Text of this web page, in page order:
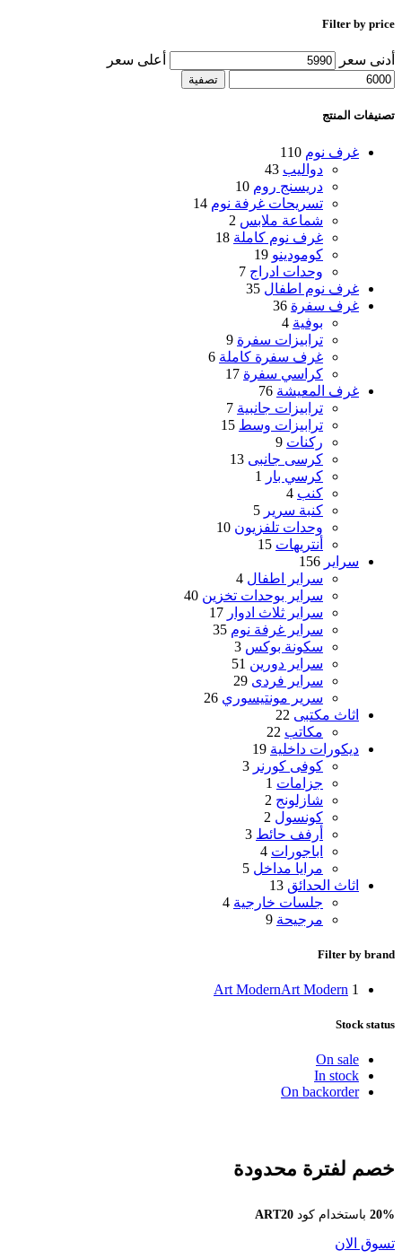
Filter by price
أدنى سعر أعلى سعر
تصفية
تصنيفات المنتج
غرف نوم 110
دواليب 43
دريسنج روم 10
تسريحات غرفة نوم 14
شماعة ملابس 2
غرف نوم كاملة 18
كومودينو 19
وحدات ادراج 7
غرف نوم اطفال 35
غرف سفرة 36
بوفية 4
ترابيزات سفرة 9
غرف سفرة كاملة 6
كراسي سفرة 17
غرف المعيشة 76
ترابيزات جانبية 7
ترابيزات وسط 15
ركنات 9
كرسى جانبى 13
كرسي بار
1
كنب 4
كنبة سرير 5
وحدات تلفزيون 10
أنتريهات 15
سراير 156
سراير اطفال 4
سراير بوحدات تخزين 40
سراير ثلاث ادوار 17
سراير غرفة نوم 35
سكونة بوكس 3
سراير دورين 51
سراير فردى 29
سرير مونتيسوري 26
اثاث مكتبى 22
مكاتب 22
ديكورات داخلية 19
كوفى كورنر 3
جزامات 1
شازلونج 2
كونسول 2
أرفف حائط 3
اباجورات 4
مرايا مداخل 5
اثاث الحدائق 13
جلسات خارجية 4
مرجيحة 9
Filter by brand
Art ModernArt Modern 1
Stock status
On sale
In stock
On backorder
خصم لفترة محدودة
20% باستخدام كود ART20
تسوق الان